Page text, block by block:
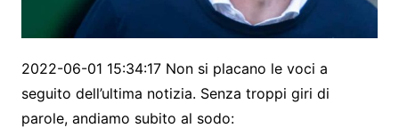
2022-06-01 15:34:17 Non si placano le voci a
seguito dell’ultima notizia. Senza troppi giri di
parole, andiamo subito al sodo: